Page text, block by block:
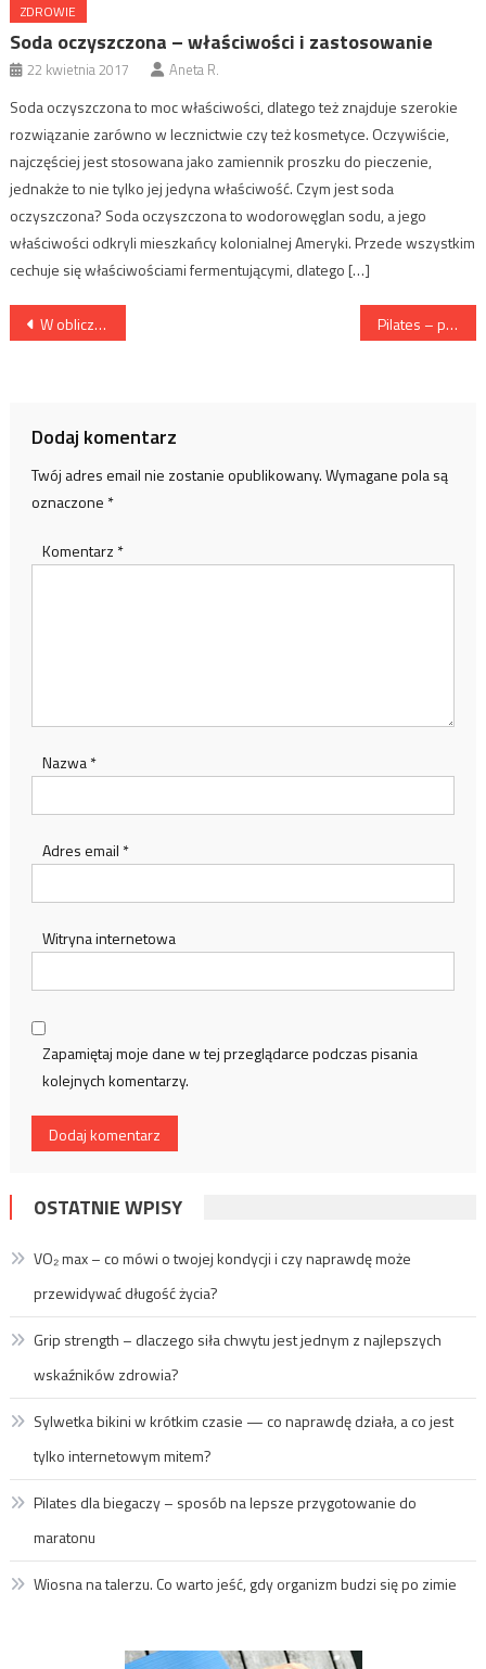
ZDROWIE
Soda oczyszczona – właściwości i zastosowanie
22 kwietnia 2017 Aneta R.
Soda oczyszczona to moc właściwości, dlatego też znajduje szerokie
rozwiązanie zarówno w lecznictwie czy też kosmetyce. Oczywiście,
najczęściej jest stosowana jako zamiennik proszku do pieczenie,
jednakże to nie tylko jej jedyna właściwość. Czym jest soda
oczyszczona? Soda oczyszczona to wodorowęglan sodu, a jego
właściwości odkryli mieszkańcy kolonialnej Ameryki. Przede wszystkim
cechuje się właściwościami fermentującymi, dlatego […]
Nawigacja
W obliczu nowotworów Pilates – popularna forma treningu
Dodaj komentarz
Twój adres email nie zostanie opublikowany.Wymagane pola są
oznaczone *
Komentarz *
Nazwa*
Adres email *
Witryna internetowa
Zapamiętaj moje dane w tej przeglądarce podczas pisania
kolejnych komentarzy.
OSTATNIE WPISY
VO₂ max – co mówi o twojej kondycji i czy naprawdę może
przewidywać długość życia?
Grip strength – dlaczego siła chwytu jest jednym z najlepszych
wskaźników zdrowia?
Sylwetka bikini w krótkim czasie — co naprawdę działa, a co jest
tylko internetowym mitem?
Pilates dla biegaczy – sposób na lepsze przygotowanie do
maratonu
Wiosna na talerzu. Co warto jeść, gdy organizm budzi się po zimie